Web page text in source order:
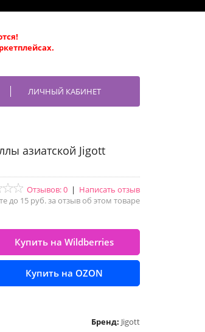
ЛИЧНЫЙ КАБИНЕТ
азиатской Jigott
Отзывов: 0 | Написать отзыв
до 15 руб. за отзыв об этом товаре
Купить на Wildberries
Купить на OZON
Бренд: Jigott